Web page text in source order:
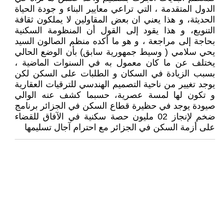
الدول المتقدمة ، التي تراعي معايير البناء و جودة الحياة
الحديثة، و هذا يعني ان بعض المقاولين لا يملكون ثقافة
التنويع، و هذا يقود إلى القول أن المنظومة السكنية
بحاجة إلى مراجعة ، و هو ما أكده منظم الصالون السيد
يحي سلامي ( وسيط جمهورية سابق) بأن الوضع الحالي
يختلف عن ما كان معمول به في السنوات الماضية ،
بسبب الزيادة في السكان و الطلبات على السكن لكن
يوجد تغيير من ناحية التصميم الهندسي للترقيات العقارية
و تكون لها لمسة عصرية، حسبما كشف عنه الوالي
صيودة يوجد في حظيرة قطاع السكن في الجزائر برنامج
ضخم لإنجاز 02 مليون حصة سكنية في الآفاق للقضاء
على أزمة السكن في الجزائر مع احترام آجال تسليمها